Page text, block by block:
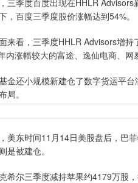
季度百度出现在HHLR Advisors
，百度三季度股价涨幅达到54%。
看，三季度HHLR Advisors增持
内涨幅较大的富途、逸仙电商、网
还小规模新建仓了数字货运平台
局。
东时间11月14日美股盘后，巴菲
是被建仓。
尔三季度减持苹果约4179万股，